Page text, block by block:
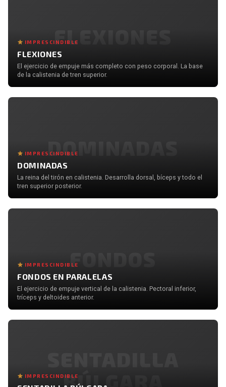
FLEXIONES
IMPRESCINDIBLE
FLEXIONES
El ejercicio de empuje más completo con peso corporal. La base
de la calistenia de tren superior.
DOMINADAS
IMPRESCINDIBLE
DOMINADAS
La reina del tirón en calistenia. Desarrolla dorsal, bíceps y todo el
tren superior posterior.
FONDOS
IMPRESCINDIBLE
FONDOS EN PARALELAS
El ejercicio de empuje vertical de la calistenia. Pectoral inferior,
tríceps y deltoides anterior.
BÚLGARA
IMPRESCINDIBLE